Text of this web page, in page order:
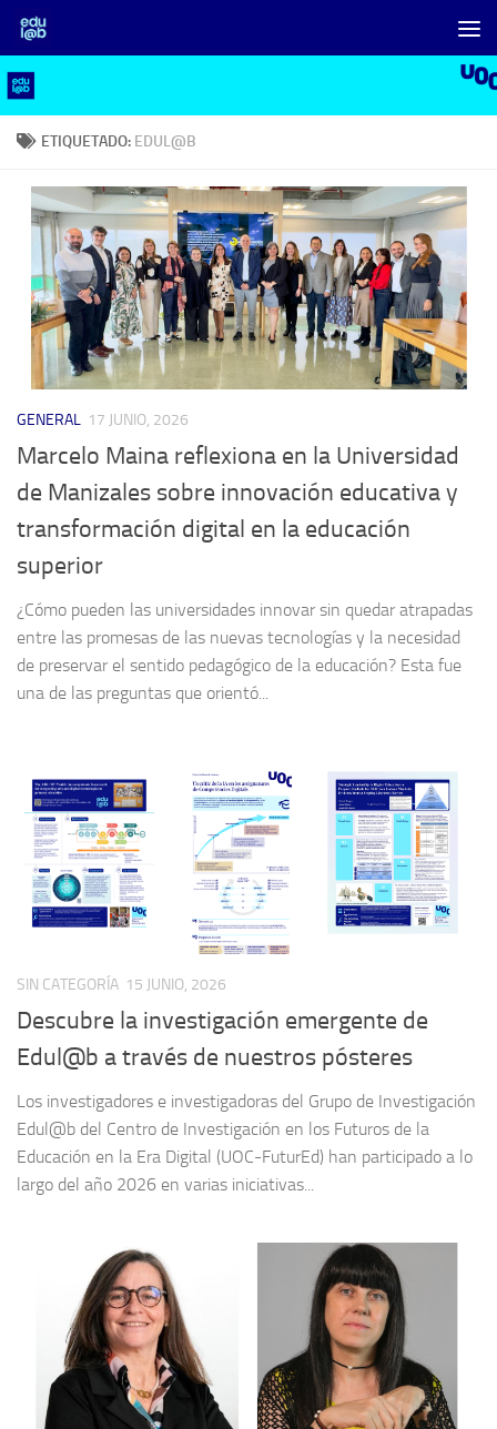
Saltar al contenido
ETIQUETADO: EDUL@B
GENERAL 17 JUNIO, 2026
Marcelo Maina reflexiona en la Universidad
de Manizales sobre innovación educativa y
transformación digital en la educación
superior
¿Cómo pueden las universidades innovar sin quedar atrapadas
entre las promesas de las nuevas tecnologías y la necesidad
de preservar el sentido pedagógico de la educación? Esta fue
una de las preguntas que orientó...
SIN CATEGORÍA 15 JUNIO, 2026
Descubre la investigación emergente de
Edul@b a través de nuestros pósteres
Los investigadores e investigadoras del Grupo de Investigación
Edul@b del Centro de Investigación en los Futuros de la
Educación en la Era Digital (UOC-FuturEd) han participado a lo
largo del año 2026 en varias iniciativas...